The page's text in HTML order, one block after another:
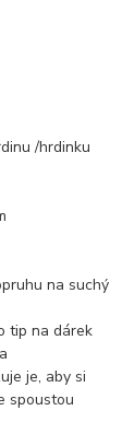
/hrdinku
na suchý
tip na dárek
je, aby si
spoustou